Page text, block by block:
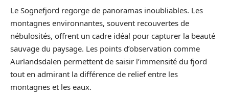
Le Sognefjord regorge de panoramas inoubliables. Les
montagnes environnantes, souvent recouvertes de
nébulosités, offrent un cadre idéal pour capturer la beauté
sauvage du paysage. Les points d’observation comme
Aurlandsdalen permettent de saisir l’immensité du fjord
tout en admirant la différence de relief entre les
montagnes et les eaux.